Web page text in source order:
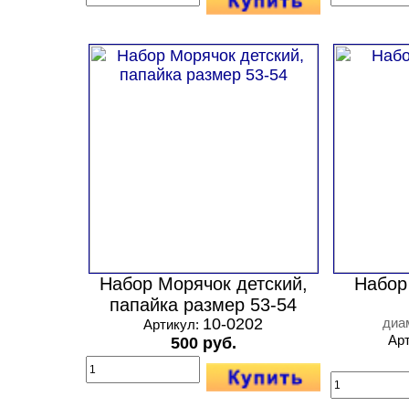
Набор Морячок детский,
папайка размер 53-54
Артикул: 10-0202
500 руб.